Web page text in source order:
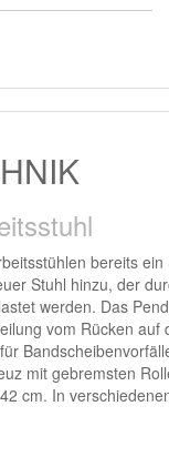
bereits
Stuhl hinzu, der
werden. Das
vom Rücken
mit gebremsten
cm. In